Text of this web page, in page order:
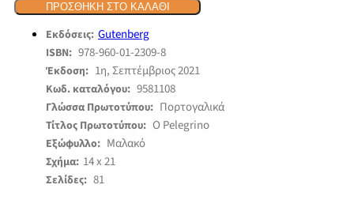
ΠΡΟΣΘΉΚΗ ΣΤΟ ΚΑΛΆΘΙ
Εκδόσεις: Gutenberg
ISBN: 978-960-01-2309-8
Έκδοση: 1η, Σεπτέμβριος 2021
Κωδ. καταλόγου: 9581108
Γλώσσα Πρωτοτύπου: Πορτογαλικά
Τίτλος Πρωτοτύπου: O Pelegrino
Εξώφυλλο: Μαλακό
Σχήμα: 14 x 21
Σελίδες: 81